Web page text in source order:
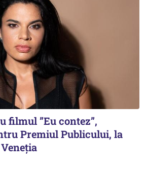
filmul ”Eu contez”,
Premiul Publicului, la